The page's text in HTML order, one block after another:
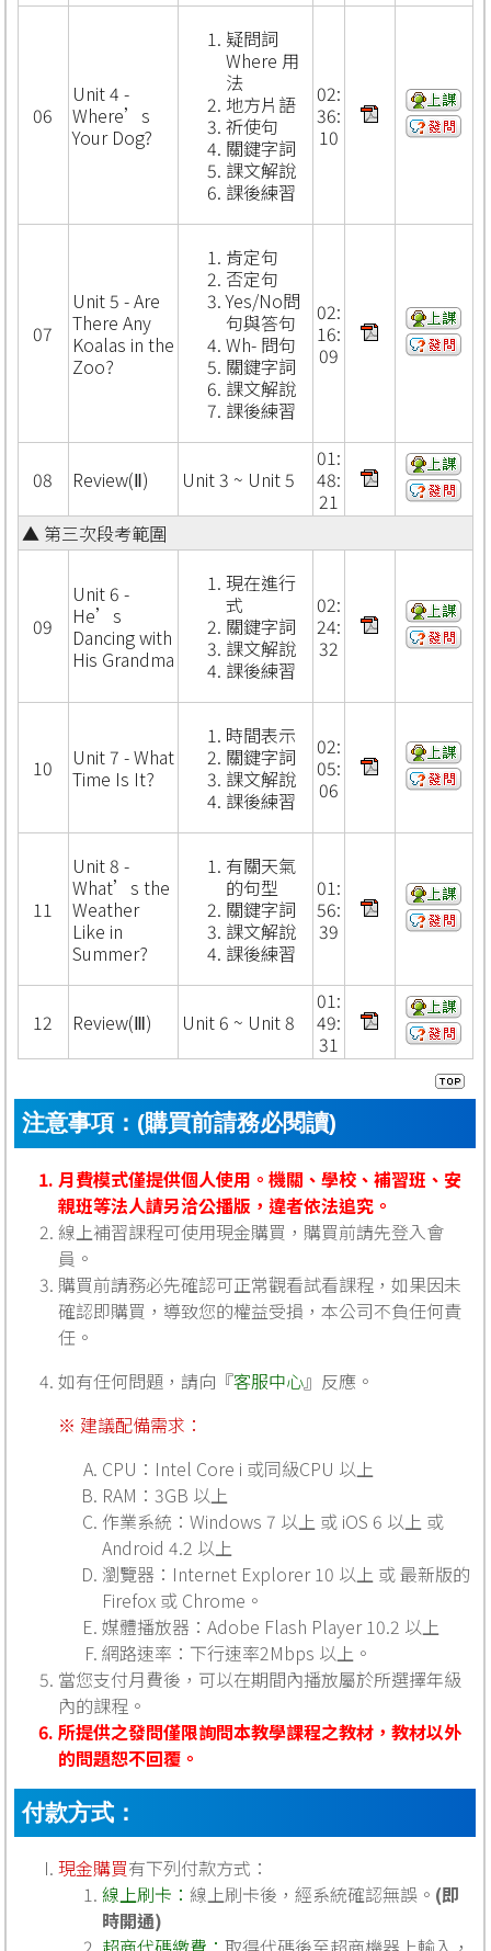
06
Unit 4 -
Where’s
Your Dog?
疑問詞
Where 用
法
地方片語
祈使句
關鍵字詞
課文解說
課後練習
02:
36:
10
07
Unit 5 - Are
There Any
Koalas in the
Zoo?
肯定句
否定句
Yes/No問
句與答句
Wh- 問句
關鍵字詞
課文解說
課後練習
02:
16:
09
08 Review(Ⅱ) Unit 3 ~ Unit 5
01:
48:
21
▲ 第三次段考範圍
09
Unit 6 -
He’s
Dancing with
His Grandma
現在進行
式
關鍵字詞
課文解說
課後練習
02:
24:
32
10
Unit 7 - What
Time Is It?
時間表示
關鍵字詞
課文解說
課後練習
02:
05:
06
11
Unit 8 -
What’s the
Weather
Like in
Summer?
有關天氣
的句型
關鍵字詞
課文解說
課後練習
01:
56:
39
12 Review(Ⅲ) Unit 6 ~ Unit 8
01:
49:
31
注意事項：(購買前請務必閱讀)
月費模式僅提供個人使用。機關、學校、補習班、安
親班等法人請另洽公播版，違者依法追究。
線上補習課程可使用現金購買，購買前請先登入會
員。
購買前請務必先確認可正常觀看試看課程，如果因未
確認即購買，導致您的權益受損，本公司不負任何責
任。
如有任何問題，請向『客服中心』反應。
※ 建議配備需求：
CPU：Intel Core i 或同級CPU 以上
RAM：3GB 以上
作業系統：Windows 7 以上 或 iOS 6 以上 或
Android 4.2 以上
瀏覽器：Internet Explorer 10 以上 或 最新版的
Firefox 或 Chrome。
媒體播放器：Adobe Flash Player 10.2 以上
網路速率：下行速率2Mbps 以上。
當您支付月費後，可以在期間內播放屬於所選擇年級
內的課程。
所提供之發問僅限詢問本教學課程之教材，教材以外
的問題恕不回覆。
付款方式：
現金購買有下列付款方式：
線上刷卡：線上刷卡後，經系統確認無誤。 (即
時開通)